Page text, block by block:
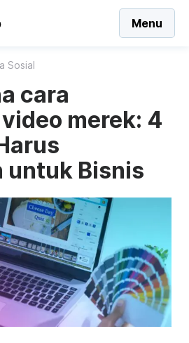
Menu
Sosial
cara
merek: 4
untuk Bisnis